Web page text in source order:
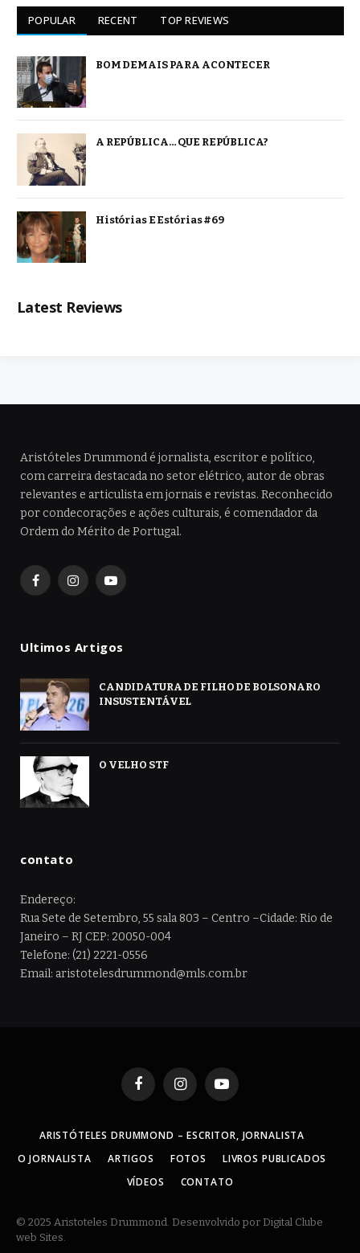
POPULAR RECENT TOP REVIEWS
BOM DEMAIS PARA ACONTECER
A REPÚBLICA… QUE REPÚBLICA?
Histórias E Estórias #69
Latest Reviews
Aristóteles Drummond é jornalista, escritor e político,
com carreira destacada no setor elétrico, autor de obras
relevantes e articulista em jornais e revistas. Reconhecido
por condecorações e ações culturais, é comendador da
Ordem do Mérito de Portugal.
FacebookInstagramYouTube
Ultimos Artigos
CANDIDATURA DE FILHO DE BOLSONARO
INSUSTENTÁVEL
O VELHO STF
contato
Endereço:
Rua Sete de Setembro, 55 sala 803 – Centro –Cidade: Rio de
Janeiro – RJ CEP: 20050-004
Telefone: (21) 2221-0556
Email: aristotelesdrummond@mls.com.br
FacebookInstagramYouTube
ARISTÓTELES DRUMMOND – ESCRITOR, JORNALISTA
O JORNALISTA
ARTIGOS FOTOS
LIVROS PUBLICADOS
VÍDEOS
CONTATO
© 2025 Aristoteles Drummond. Desenvolvido por Digital Clube
web Sites.